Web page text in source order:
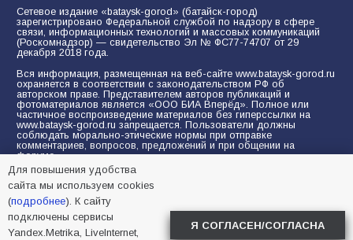
Сетевое издание «bataysk-gorod» (батайск-город)
зарегистрировано Федеральной службой по надзору в сфере
связи, информационных технологий и массовых коммуникаций
(Роскомнадзор) — свидетельство Эл № ФС77-74707 от 29
декабря 2018 года.
Вся информация, размещенная на веб-сайте www.bataysk-gorod.ru
охраняется в соответствии с законодательством РФ об
авторском праве. Представителем авторов публикаций и
фотоматериалов является «ООО БИА Вперёд». Полное или
частичное воспроизведение материалов без гиперссылки на
www.bataysk-gorod.ru запрещается. Пользователи должны
соблюдать морально-этические нормы при отправке
комментариев, вопросов, предложений и при общении на
форуме.
Политика конфиденциальности и защиты информации
Согласие на обработку персональных данных с помощью
сервисов Yandex.Metrika, LiveInternet, top.mail.ru
© 2005-2026 БИА «ВПЕРЕД»
Для повышения удобства
сайта мы используем cookies
(подробнее). К сайту
подключены сервисы
Yandex.Metrika, LiveInternet,
Я СОГЛАСЕН/СОГЛАСНА